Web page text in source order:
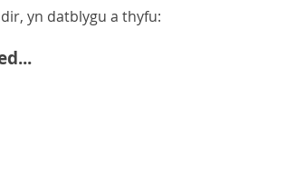
yn datblygu a thyfu: